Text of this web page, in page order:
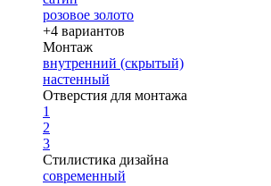
розовое золото
+4 вариантов
Монтаж
внутренний (скрытый)
настенный
Отверстия для монтажа
1
2
3
Стилистика дизайна
современный